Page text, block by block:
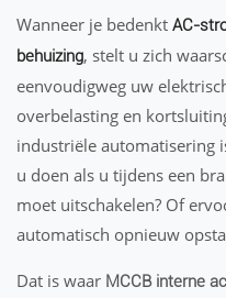
Wanneer je bedenkt AC-
behuizing, stelt u zich
eenvoudigweg uw
overbelasting en
industriële automatisering
u doen als u tijdens een
moet uitschakelen? Of
automatisch opnieuw
Dat is waar MCCB interne